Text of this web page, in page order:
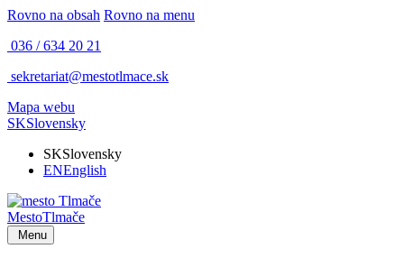
Rovno na obsah Rovno na menu
036 / 634 20 21
sekretariat@mestotlmace.sk
Mapa webu
SKSlovensky
SKSlovensky
ENEnglish
MestoTlmače
Menu